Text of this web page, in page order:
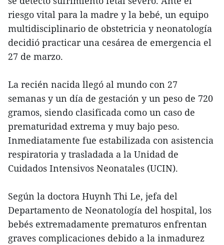
riesgo vital para la madre y la bebé, un equipo
multidisciplinario de obstetricia y neonatología
decidió practicar una cesárea de emergencia el
27 de marzo.
La recién nacida llegó al mundo con 27
semanas y un día de gestación y un peso de 720
gramos, siendo clasificada como un caso de
prematuridad extrema y muy bajo peso.
Inmediatamente fue estabilizada con asistencia
respiratoria y trasladada a la Unidad de
Cuidados Intensivos Neonatales (UCIN).
Según la doctora Huynh Thi Le, jefa del
Departamento de Neonatología del hospital, los
bebés extremadamente prematuros enfrentan
graves complicaciones debido a la inmadurez